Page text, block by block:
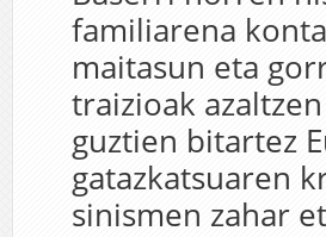
familiarena
maitasun eta
traizioak
guztien bitartez
gatazkatsuaren
sinismen zahar